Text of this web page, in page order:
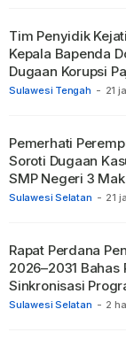
Sulawesi Tengah - 21
Tim Penyidik
Kepala Bapenda
Dugaan Korupsi
Sulawesi Selatan - 21
Pemerhati
Soroti Dugaan
SMP Negeri 3
Hanya Menjadi
Sulawesi Selatan - 2
Rapat Perdana
2026–2031 Bahas
Sinkronisasi
Porwanas 2027